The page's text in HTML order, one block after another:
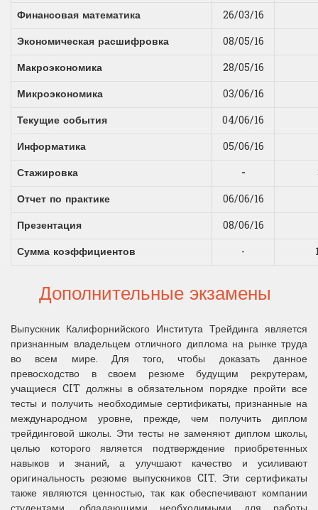
Финансовая математика
26/03/16
Экономическая расшифровка
08/05/16
Макроэкономика
28/05/16
Микроэкономика
03/06/16
Текущие события
04/06/16
Информатика
05/06/16
Стажировка
-
Отчет по практике
06/06/16
Презентация
08/06/16
Сумма коэффициентов
-
Дополнительные экзамены
Выпускник Калифорнийского Института Трейдинга является
признанным владельцем отличного диплома на рынке труда
во всем мире. Для того, чтобы доказать данное
превосходство в своем резюме будущим рекрутерам,
учащиеся CIT должны в обязательном порядке пройти все
тесты и получить необходимые сертификаты, признанные на
международном уровне, прежде, чем получить диплом
трейдинговой школы. Эти тесты не заменяют диплом школы,
целью которого является подтверждение приобретенных
навыков и знаний, а улучшают качество и усиливают
оригинальность резюме выпускников CIT. Эти сертификаты
также являются ценностью, так как обеспечивают компании